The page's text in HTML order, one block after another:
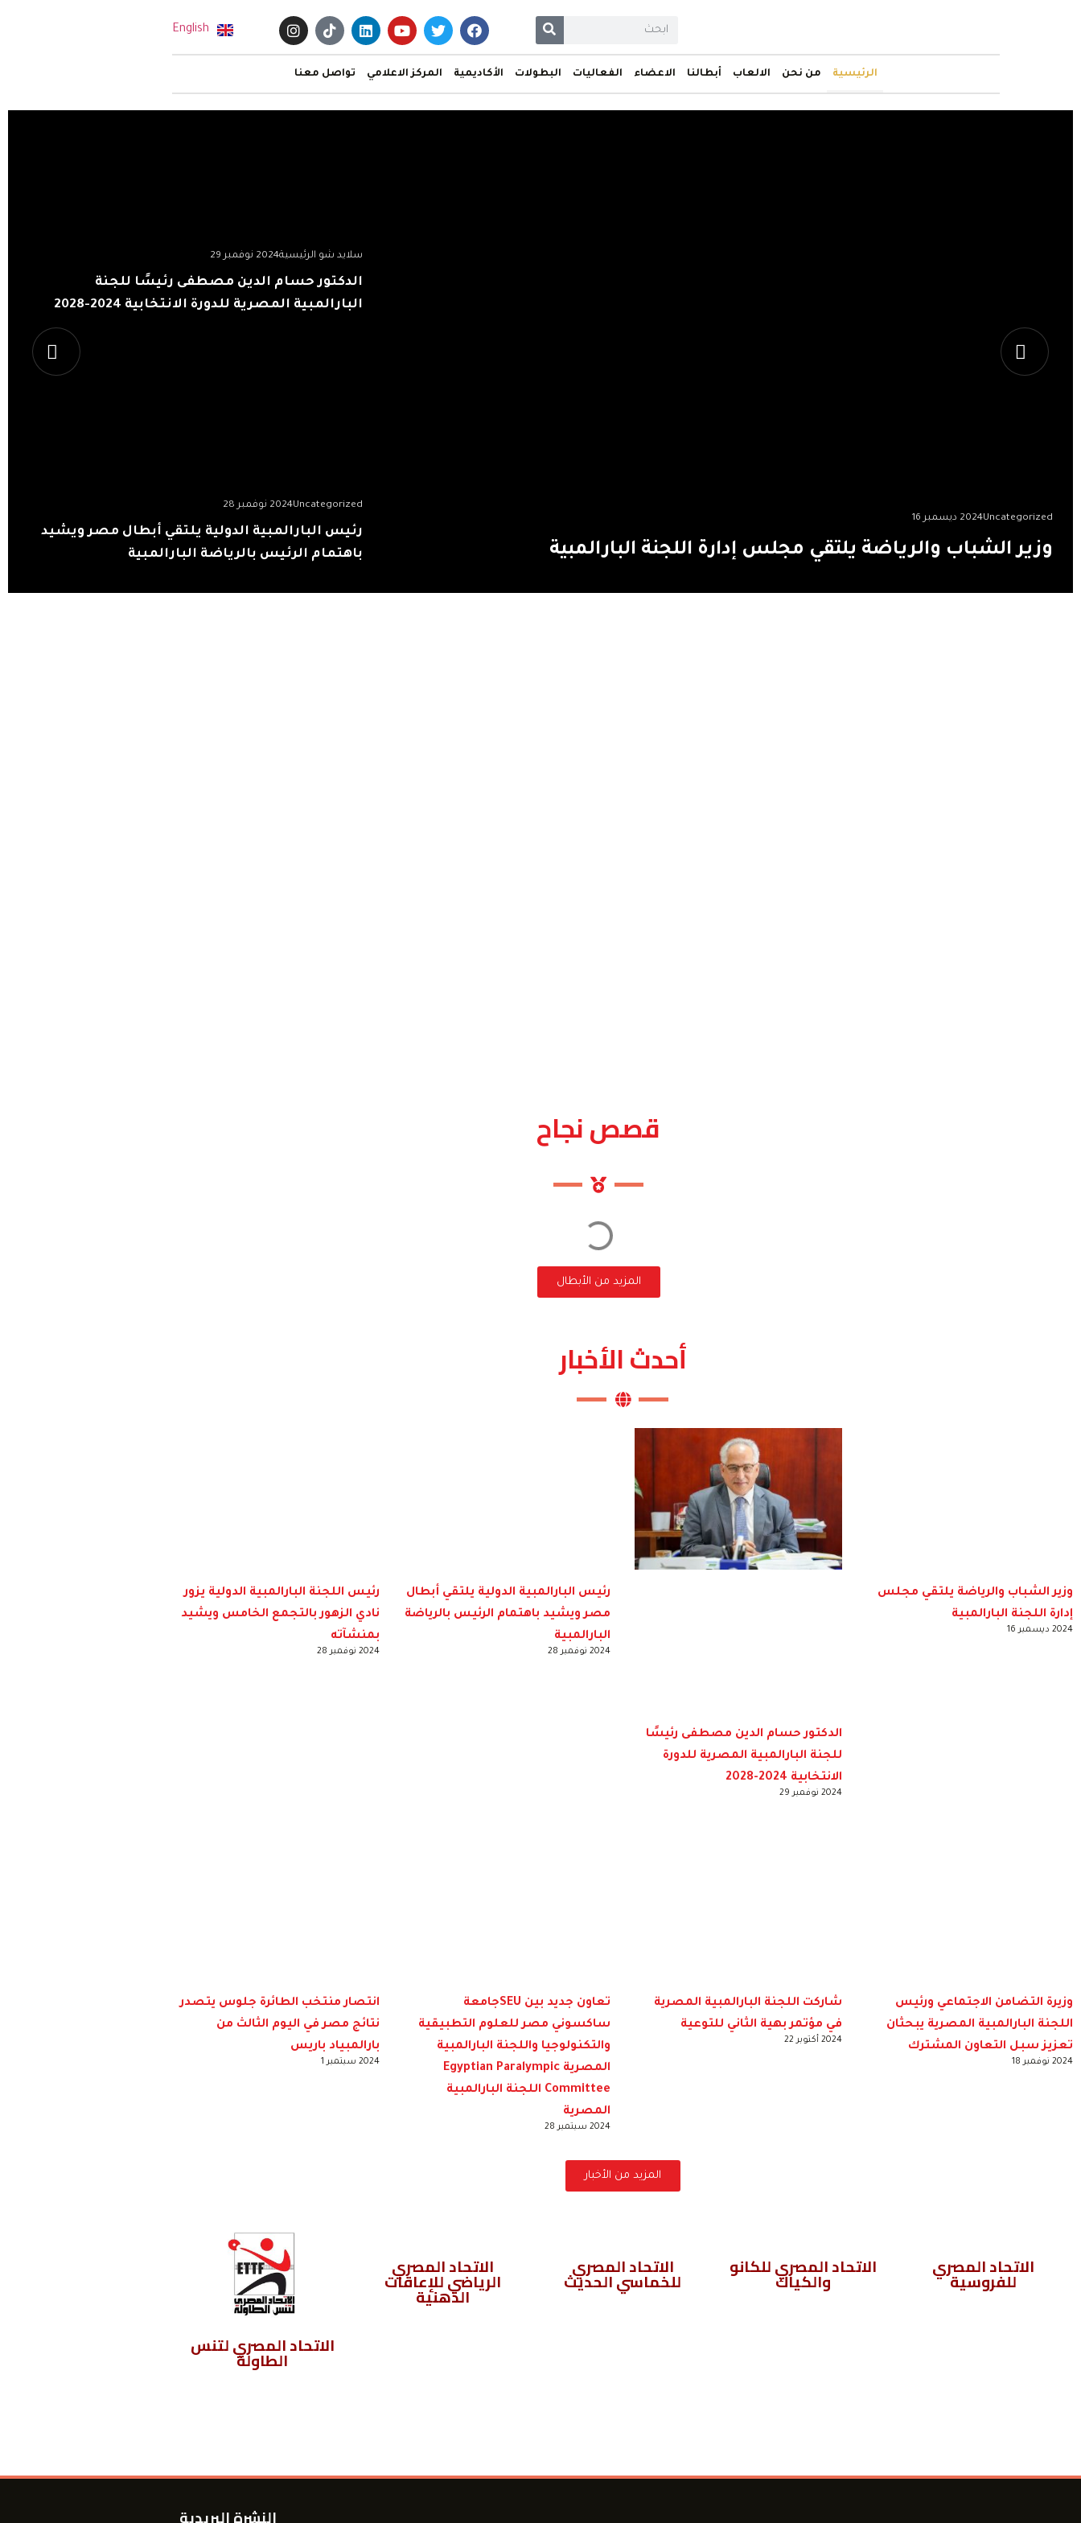
English
الرئيسية من نحن الالعاب أبطالنا الاعضاء الفعاليات البطولات الأكاديمية المركز الاعلامي تواصل معنا
Uncategorized2024 ديسمبر 16
وزير الشباب والرياضة يلتقي مجلس إدارة اللجنة البارالمبية
سلايد شو الرئيسية2024 نوفمبر 29
الدكتور حسام الدين مصطفى رئيسًا للجنة
البارالمبية المصرية للدورة الانتخابية 2024-2028
Uncategorized2024 نوفمبر 28
رئيس البارالمبية الدولية يلتقي أبطال مصر ويشيد
باهتمام الرئيس بالرياضة البارالمبية
قصص نجاح
المزيد من الأبطال
أحدث الأخبار
وزير الشباب والرياضة يلتقي مجلس
إدارة اللجنة البارالمبية
2024 ديسمبر 16
الدكتور حسام الدين مصطفى رئيسًا
للجنة البارالمبية المصرية للدورة
الانتخابية 2024-2028
2024 نوفمبر 29
رئيس البارالمبية الدولية يلتقي أبطال
مصر ويشيد باهتمام الرئيس بالرياضة
البارالمبية
2024 نوفمبر 28
رئيس اللجنة البارالمبية الدولية يزور
نادي الزهور بالتجمع الخامس ويشيد
بمنشآته
2024 نوفمبر 28
وزيرة التضامن الاجتماعي ورئيس
اللجنة البارالمبية المصرية يبحثان
تعزيز سبل التعاون المشترك
2024 نوفمبر 18
شاركت اللجنة البارالمبية المصرية
في مؤتمر بهية الثاني للتوعية
2024 أكتوبر 22
تعاون جديد بين SEUجامعة
ساكسوني مصر للعلوم التطبيقية
والتكنولوجيا واللجنة البارالمبية
المصرية Egyptian Paralympic
Committee اللجنة البارالمبية
المصرية
2024 سبتمبر 28
انتصار منتخب الطائرة جلوس يتصدر
نتائج مصر في اليوم الثالث من
بارالمبياد باريس
2024 سبتمبر 1
المزيد من الأخبار
الاتحاد المصري
للفروسية
الاتحاد المصري للكانو
والكياك
الاتحاد المصري
للخماسي الحديث
الاتحاد المصري
الرياضي للإعاقات
الذهنية
الاتحاد المصري لتنس
الطاولة